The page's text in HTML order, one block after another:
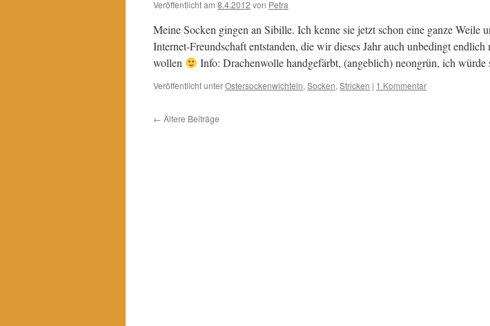
Veröffentlicht am 8.4.2012 von Petra
Meine Socken gingen an Sibille. Ich kenne sie jetzt schon eine ganze Weile
Internet-Freundschaft entstanden, die wir dieses Jahr auch unbedingt endlich
wollen
Info: Drachenwolle handgefärbt, (angeblich) neongrün, ich
Veröffentlicht unterOstersockenwichteln, Socken, Stricken | 1 Kommentar
← Ältere Beiträge